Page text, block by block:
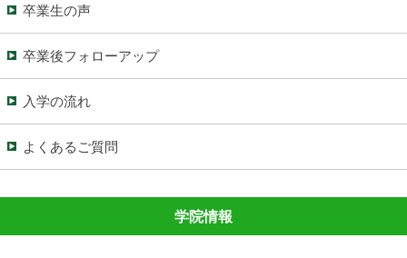
卒業生の声
卒業後フォローアップ
入学の流れ
よくあるご質問
学院情報